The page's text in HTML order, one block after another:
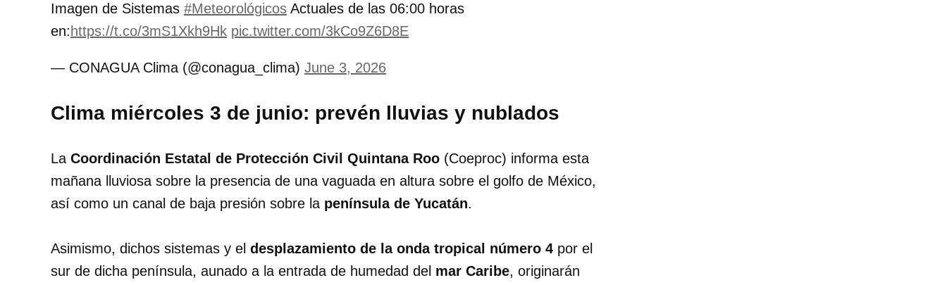
Imagen de Sistemas #Meteorológicos Actuales de las 06:00 horas
en: https://t.co/3mS1Xkh9Hk pic.twitter.com/3kCo9Z6D8E
— CONAGUA Clima (@conagua_clima) June 3, 2026
Clima miércoles 3 de junio: prevén lluvias y nublados
La Coordinación Estatal de Protección Civil Quintana Roo (Coeproc) informa esta
mañana lluviosa sobre la presencia de una vaguada en altura sobre el golfo de México,
así como un canal de baja presión sobre la península de Yucatán.
Asimismo, dichos sistemas y el desplazamiento de la onda tropical número 4 por el
sur de dicha península, aunado a la entrada de humedad del mar Caribe, originarán